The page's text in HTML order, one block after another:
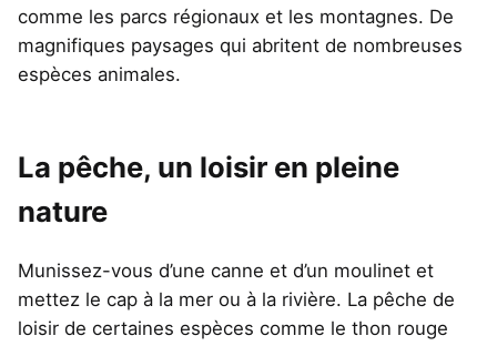
comme les parcs régionaux et les montagnes. De
magnifiques paysages qui abritent de nombreuses
espèces animales.
La pêche, un loisir en pleine
nature
Munissez-vous d’une canne et d’un moulinet et
mettez le cap à la mer ou à la rivière. La pêche de
loisir de certaines espèces comme le thon rouge